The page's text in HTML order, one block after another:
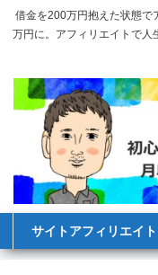
借金を200万円抱えた状態で
万円に。アフィリエイトで人
サイトアフィリエイト